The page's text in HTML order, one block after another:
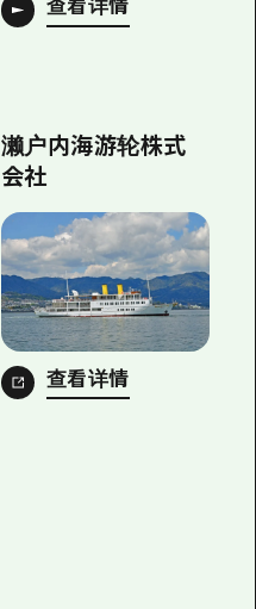
查看详情
濑户内海游轮株式
会社
查看详情